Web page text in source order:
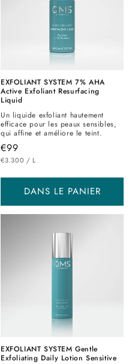
EXFOLIANT SYSTEM 7% AHA
Active Exfoliant Resurfacing
Liquid
Un liquide exfoliant hautement
efficace pour les peaux sensibles,
qui affine et améliore le teint.
Prix
habituel
€99
PRIX
UNITAIRE
€3.300 / PAR
L
DANS LE PANIER
EXFOLIANT SYSTEM Gentle
Exfoliating Daily Lotion Sensitive